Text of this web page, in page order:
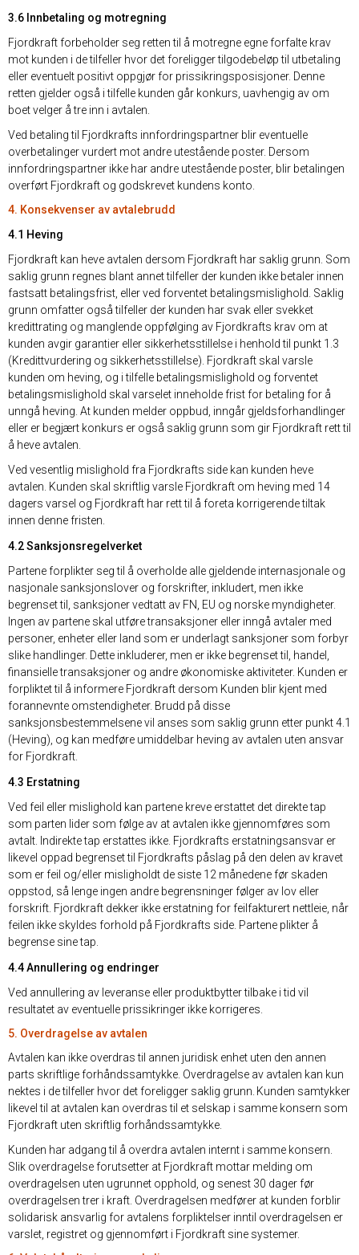
3.6 Innbetaling og motregning
Fjordkraft forbeholder seg retten til å motregne egne forfalte krav
mot kunden i de tilfeller hvor det foreligger tilgodebeløp til utbetaling
eller eventuelt positivt oppgjør for prissikringsposisjoner. Denne
retten gjelder også i tilfelle kunden går konkurs, uavhengig av om
boet velger å tre inn i avtalen.
Ved betaling til Fjordkrafts innfordringspartner blir eventuelle
overbetalinger vurdert mot andre utestående poster. Dersom
innfordringspartner ikke har andre utestående poster, blir betalingen
overført Fjordkraft og godskrevet kundens konto.
4. Konsekvenser av avtalebrudd
4.1 Heving
Fjordkraft kan heve avtalen dersom Fjordkraft har saklig grunn. Som
saklig grunn regnes blant annet tilfeller der kunden ikke betaler innen
fastsatt betalingsfrist, eller ved forventet betalingsmislighold. Saklig
grunn omfatter også tilfeller der kunden har svak eller svekket
kredittrating og manglende oppfølging av Fjordkrafts krav om at
kunden avgir garantier eller sikkerhetsstillelse i henhold til punkt 1.3
(Kredittvurdering og sikkerhetsstillelse). Fjordkraft skal varsle
kunden om heving, og i tilfelle betalingsmislighold og forventet
betalingsmislighold skal varselet inneholde frist for betaling for å
unngå heving. At kunden melder oppbud, inngår gjeldsforhandlinger
eller er begjært konkurs er også saklig grunn som gir Fjordkraft rett til
å heve avtalen.
Ved vesentlig mislighold fra Fjordkrafts side kan kunden heve
avtalen. Kunden skal skriftlig varsle Fjordkraft om heving med 14
dagers varsel og Fjordkraft har rett til å foreta korrigerende tiltak
innen denne fristen.
4.2 Sanksjonsregelverket
Partene forplikter seg til å overholde alle gjeldende internasjonale og
nasjonale sanksjonslover og forskrifter, inkludert, men ikke
begrenset til, sanksjoner vedtatt av FN, EU og norske myndigheter.
Ingen av partene skal utføre transaksjoner eller inngå avtaler med
personer, enheter eller land som er underlagt sanksjoner som forbyr
slike handlinger. Dette inkluderer, men er ikke begrenset til, handel,
finansielle transaksjoner og andre økonomiske aktiviteter. Kunden er
forpliktet til å informere Fjordkraft dersom Kunden blir kjent med
forannevnte omstendigheter. Brudd på disse
sanksjonsbestemmelsene vil anses som saklig grunn etter punkt 4.1
(Heving), og kan medføre umiddelbar heving av avtalen uten ansvar
for Fjordkraft.
4.3 Erstatning
Ved feil eller mislighold kan partene kreve erstattet det direkte tap
som parten lider som følge av at avtalen ikke gjennomføres som
avtalt. Indirekte tap erstattes ikke. Fjordkrafts erstatningsansvar er
likevel oppad begrenset til Fjordkrafts påslag på den delen av kravet
som er feil og/eller misligholdt de siste 12 månedene før skaden
oppstod, så lenge ingen andre begrensninger følger av lov eller
forskrift. Fjordkraft dekker ikke erstatning for feilfakturert nettleie, når
feilen ikke skyldes forhold på Fjordkrafts side. Partene plikter å
begrense sine tap.
4.4 Annullering og endringer
Ved annullering av leveranse eller produktbytter tilbake i tid vil
resultatet av eventuelle prissikringer ikke korrigeres.
5. Overdragelse av avtalen
Avtalen kan ikke overdras til annen juridisk enhet uten den annen
parts skriftlige forhåndssamtykke. Overdragelse av avtalen kan kun
nektes i de tilfeller hvor det foreligger saklig grunn. Kunden samtykker
likevel til at avtalen kan overdras til et selskap i samme konsern som
Fjordkraft uten skriftlig forhåndssamtykke.
Kunden har adgang til å overdra avtalen internt i samme konsern.
Slik overdragelse forutsetter at Fjordkraft mottar melding om
overdragelsen uten ugrunnet opphold, og senest 30 dager før
overdragelsen trer i kraft. Overdragelsen medfører at kunden forblir
solidarisk ansvarlig for avtalens forpliktelser inntil overdragelsen er
varslet, registret og gjennomført i Fjordkraft sine systemer.